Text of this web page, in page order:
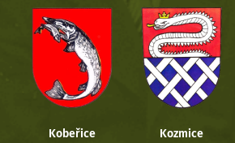
Kobeřice Kozmice